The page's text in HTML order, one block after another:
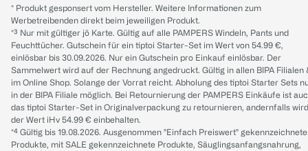
* Produkt gesponsert vom Hersteller. Weitere Informationen zum
Werbetreibenden direkt beim jeweiligen Produkt.
*³ Nur mit gültiger jö Karte. Gültig auf alle PAMPERS Windeln, Pants und
Feuchttücher. Gutschein für ein tiptoi Starter-Set im Wert von 54.99 €,
einlösbar bis 30.09.2026. Nur ein Gutschein pro Einkauf einlösbar. Der
Sammelwert wird auf der Rechnung angedruckt. Gültig in allen BIPA Filialen
im Online Shop. Solange der Vorrat reicht. Abholung des tiptoi Starter Sets
in der BIPA Filiale möglich. Bei Retournierung der PAMPERS Einkäufe ist
das tiptoi Starter-Set in Originalverpackung zu retournieren, andernfalls wird
der Wert iHv 54.99 € einbehalten.
*⁴ Gültig bis 19.08.2026. Ausgenommen "Einfach Preiswert" gekennzeichnete
Produkte, mit SALE gekennzeichnete Produkte, Säuglingsanfangsnahrung,